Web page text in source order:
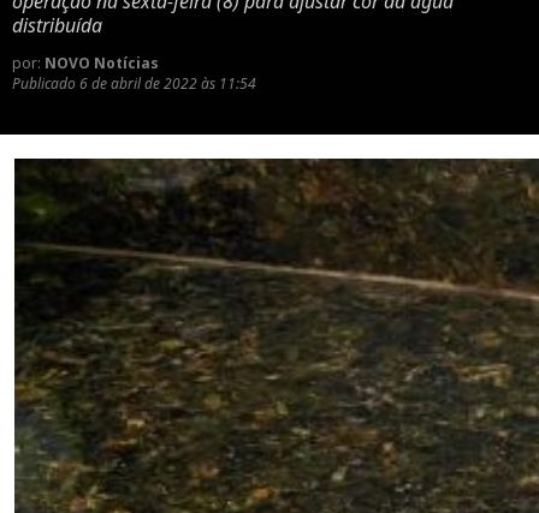
distribuída
por: NOVO Notícias
Publicado 6 de abril de 2022 às 11:54